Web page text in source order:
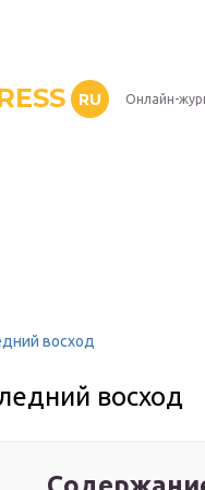
RU Онлайн-
восход
восход